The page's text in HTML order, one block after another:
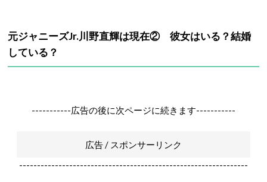
元ジャニーズJr.川野直輝は現在② 彼女はいる？結婚
している？
-----------広告の後に次ページに続きます-----------
広告 / スポンサーリンク
----------------------------------------------------------------